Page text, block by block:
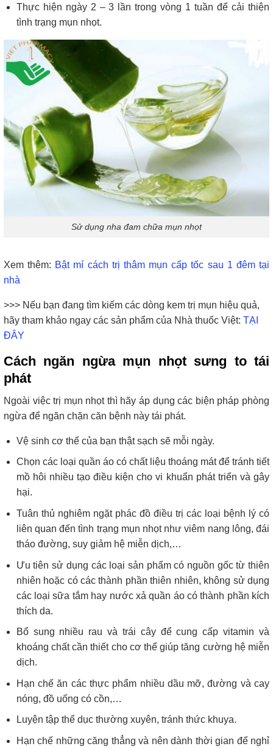
Thực hiện ngày 2 – 3 lần trong vòng 1 tuần để cải thiện
tình trạng mụn nhọt.
Sử dụng nha đam chữa mụn nhọt
Xem thêm: Bật mí cách trị thâm mụn cấp tốc sau 1 đêm tại
nhà
>>> Nếu bạn đang tìm kiếm các dòng kem trị mụn hiệu quả,
hãy tham khảo ngay các sản phẩm của Nhà thuốc Việt: TẠI
ĐÂY
Cách ngăn ngừa mụn nhọt sưng to tái
phát
Ngoài việc trị mụn nhọt thì hãy áp dụng các biện pháp phòng
ngừa để ngăn chặn căn bệnh này tái phát.
Vệ sinh cơ thể của bạn thật sạch sẽ mỗi ngày.
Chọn các loại quần áo có chất liệu thoáng mát để tránh tiết
mồ hôi nhiều tạo điều kiện cho vi khuẩn phát triển và gây
hại.
Tuân thủ nghiêm ngặt phác đồ điều trị các loại bệnh lý có
liên quan đến tình trạng mụn nhọt như viêm nang lông, đái
tháo đường, suy giảm hệ miễn dịch,…
Ưu tiên sử dụng các loại sản phẩm có nguồn gốc từ thiên
nhiên hoặc có các thành phần thiên nhiên, không sử dụng
các loại sữa tắm hay nước xả quần áo có thành phần kích
thích da.
Bổ sung nhiều rau và trái cây để cung cấp vitamin và
khoáng chất cần thiết cho cơ thể giúp tăng cường hệ miễn
dịch.
Hạn chế ăn các thực phẩm nhiều dầu mỡ, đường và cay
nóng, đồ uống có cồn,…
Luyện tập thể dục thường xuyên, tránh thức khuya.
Hạn chế những căng thẳng và nên dành thời gian để nghỉ